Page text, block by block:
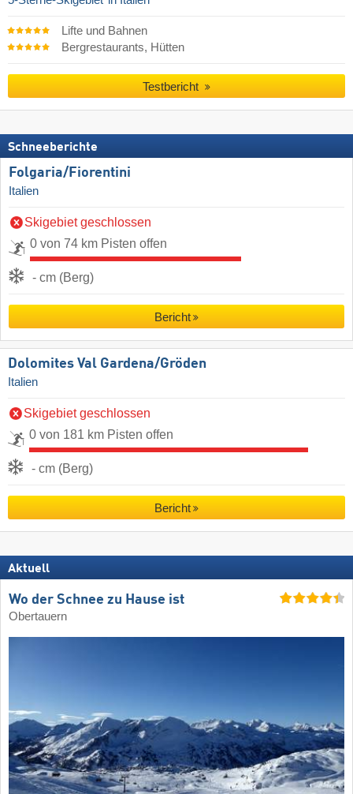
Lifte und Bahnen
Bergrestaurants, Hütten
Testbericht
Schneeberichte
Folgaria/​Fiorentini
Italien
Skigebiet geschlossen
0 von 74 km Pisten offen
- cm (Berg)
Bericht
Dolomites Val Gardena/​Gröden
Italien
Skigebiet geschlossen
0 von 181 km Pisten offen
- cm (Berg)
Bericht
Aktuell
Wo der Schnee zu Hause ist
Obertauern